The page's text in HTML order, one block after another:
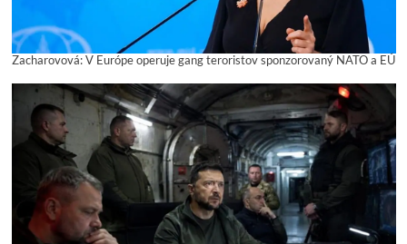
Zacharovová: V Európe operuje gang teroristov sponzorovaný NATO a EÚ